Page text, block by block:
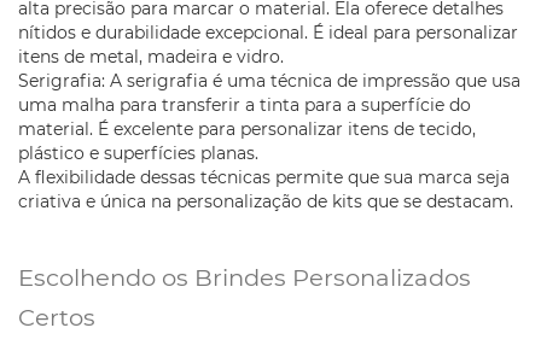
alta precisão para marcar o material. Ela oferece detalhes
nítidos e durabilidade excepcional. É ideal para personalizar
itens de metal, madeira e vidro.
Serigrafia: A serigrafia é uma técnica de impressão que usa
uma malha para transferir a tinta para a superfície do
material. É excelente para personalizar itens de tecido,
plástico e superfícies planas.
A flexibilidade dessas técnicas permite que sua marca seja
criativa e única na personalização de kits que se destacam.
Escolhendo os Brindes Personalizados
Certos